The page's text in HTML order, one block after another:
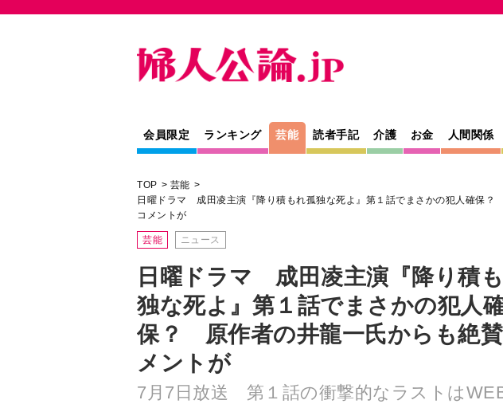
会員限定 ランキング 芸能 読者手記 介護 お金 人間関係
TOP
芸能
日曜ドラマ 成田凌主演『降り積もれ孤独な死よ』第１話でまさかの犯人確保
コメントが
芸能 ニュース
日曜ドラマ 成田凌主演『降り積
独な死よ』第１話でまさかの犯人
保？ 原作者の井龍一氏からも絶
メントが
7月7日放送 第１話の衝撃的なラストは